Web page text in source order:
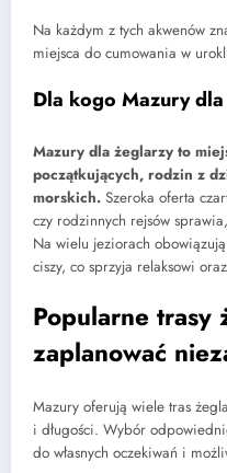
Na każdym z tych akwenów
miejsca do cumowania w
Dla kogo Mazury
Mazury dla żeglarzy to
początkujących, rodzin z
morskich. Szeroka oferta
czy rodzinnych rejsów
Na wielu jeziorach
ciszy, co sprzyja relaksowi
Popularne
zaplanować
Mazury oferują wiele tras
i długości. Wybór
do własnych oczekiwań i